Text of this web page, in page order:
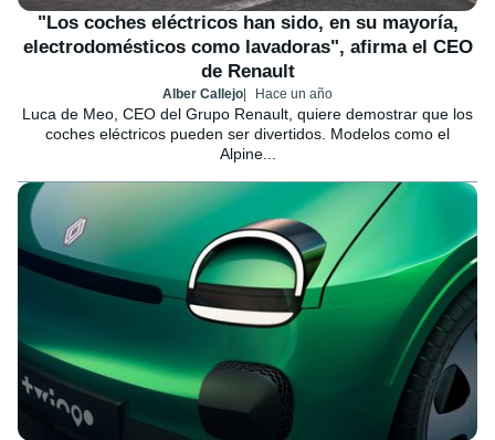
"Los coches eléctricos han sido, en su mayoría,
electrodomésticos como lavadoras", afirma el CEO
de Renault
Alber Callejo Hace un año
Luca de Meo, CEO del Grupo Renault, quiere demostrar que los
coches eléctricos pueden ser divertidos. Modelos como el
Alpine...